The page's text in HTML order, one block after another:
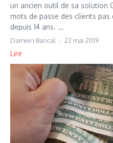
un ancien outil de sa solution
mots de passe des clients pas
depuis 14 ans. ...
Damien Bancal 22 mai 2019
Lire